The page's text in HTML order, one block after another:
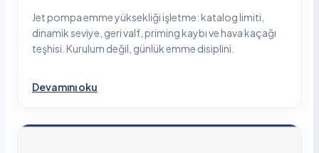
Jet pompa emme yüksekliği işletme: katalog limiti,
dinamik seviye, geri valf, priming kaybı ve hava kaçağı
teşhisi. Kurulum değil, günlük emme disiplini.
Devamını oku